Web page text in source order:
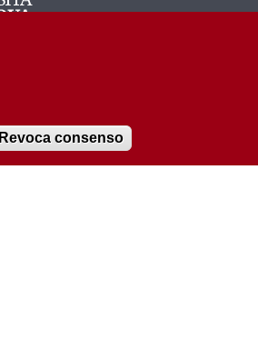
Revoca consenso